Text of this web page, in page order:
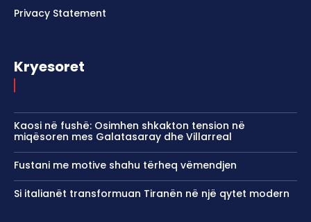
Privacy Statement
Kryesoret
Kaosi në fushë: Osimhen shkakton tension në
miqësoren mes Galatasaray dhe Villarreal
Fustani me motive shahu tërheq vëmendjen
Si italianët transformuan Tiranën në një qytet modern